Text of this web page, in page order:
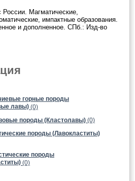
России. Магматические,
импактные образования.
и дополненное. СПб.: Изд-во
горные породы
лавы) (0)
породы (Кластолавы) (0)
породы (Лавокластиты)
породы
(0)